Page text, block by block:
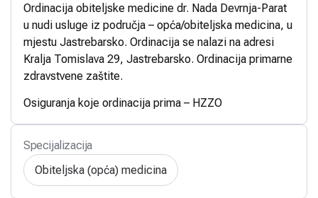
Ordinacija obiteljske medicine dr. Nada Devrnja-Parat
u nudi usluge iz područja – opća/obiteljska medicina, u
mjestu Jastrebarsko. Ordinacija se nalazi na adresi
Kralja Tomislava 29, Jastrebarsko. Ordinacija primarne
zdravstvene zaštite.
Osiguranja koje ordinacija prima – HZZO
Specijalizacija
Obiteljska (opća) medicina